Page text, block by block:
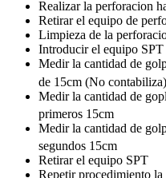
Realizar la perforacion
Retirar el equipo de
Limpieza de la
Introducir el equipo SPT
Medir la cantidad de
de 15cm (No contabiliza)
Medir la cantidad de
primeros 15cm
Medir la cantidad de
segundos 15cm
Retirar el equipo SPT
Repetir procedimiento la